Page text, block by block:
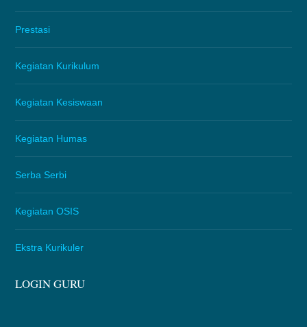
Prestasi
Kegiatan Kurikulum
Kegiatan Kesiswaan
Kegiatan Humas
Serba Serbi
Kegiatan OSIS
Ekstra Kurikuler
LOGIN GURU